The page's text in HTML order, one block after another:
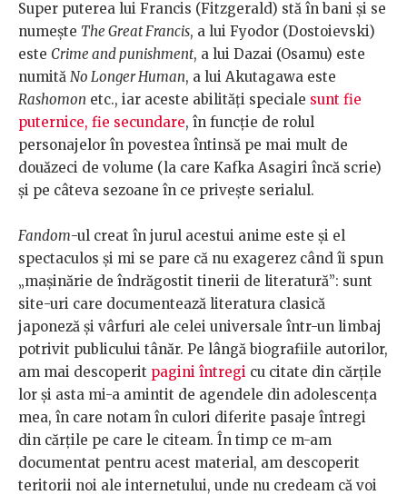
Super puterea lui Francis (Fitzgerald) stă în bani și se
numește The Great Francis, a lui Fyodor (Dostoievski)
este Crime and punishment, a lui Dazai (Osamu) este
numită No Longer Human, a lui Akutagawa este
Rashomon etc., iar aceste abilități speciale sunt fie
puternice, fie secundare, în funcție de rolul
personajelor în povestea întinsă pe mai mult de
douăzeci de volume (la care Kafka Asagiri încă scrie)
și pe câteva sezoane în ce privește serialul.
Fandom-ul creat în jurul acestui anime este și el
spectaculos și mi se pare că nu exagerez când îi spun
„mașinărie de îndrăgostit tinerii de literatură”: sunt
site-uri care documentează literatura clasică
japoneză și vârfuri ale celei universale într-un limbaj
potrivit publicului tânăr. Pe lângă biografiile autorilor,
am mai descoperit pagini întregi cu citate din cărțile
lor și asta mi-a amintit de agendele din adolescența
mea, în care notam în culori diferite pasaje întregi
din cărțile pe care le citeam. În timp ce m-am
documentat pentru acest material, am descoperit
teritorii noi ale internetului, unde nu credeam că voi